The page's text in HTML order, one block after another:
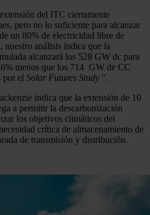
del ITC ciertamente
pero no lo suficiente para alcanzar
un 80% de electricidad libre de
nuestro análisis indica que la
alcanzará los 528 GW dc para
menos que los 714 GW de CC
por el Solar Futures Study ".
indica que la extensión de 10
a permitir la descarbonización
los objetivos climáticos del
crítica de almacenamiento de
de transmisión y distribución.